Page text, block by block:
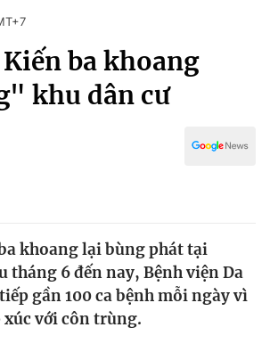
trí
ba khoang
khu dân cư
khoang lại bùng phát tại
tháng 6 đến nay, Bệnh viện Da
gần 100 ca bệnh mỗi ngày vì
xúc với côn trùng.